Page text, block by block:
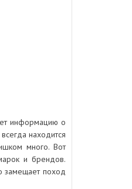
информацию о
находится
много. Вот
и брендов.
замещает поход